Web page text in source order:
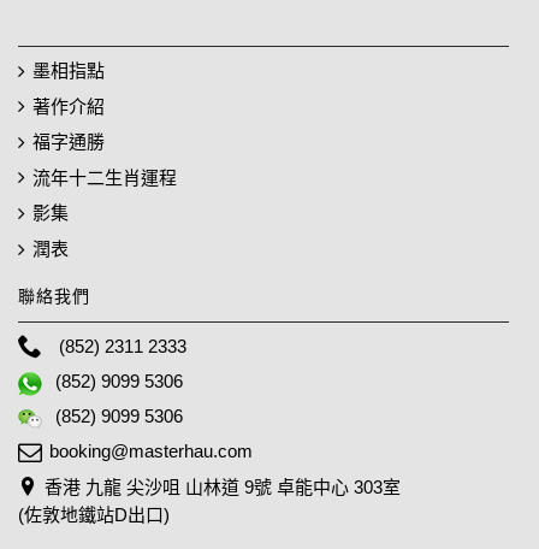
墨相指點
著作介紹
福字通勝
流年十二生肖運程
影集
潤表
聯絡我們
(852) 2311 2333
(852) 9099 5306
(852) 9099 5306
booking@masterhau.com
香港 九龍 尖沙咀 山林道 9號 卓能中心 303室
(佐敦地鐵站D出口)